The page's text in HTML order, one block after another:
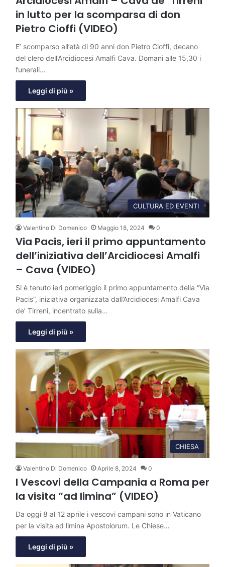
in lutto per la scomparsa di don
Pietro Cioffi (VIDEO)
E’ scomparso all’età di 90 anni don Pietro Cioffi, decano
del clero dell’Arcidiocesi Amalfi Cava. Domani alle 15,30 i
funerali…
Leggi di più »
CULTURA ED EVENTI
Valentino Di Domenico Maggio 18, 2024 0
Via Pacis, ieri il primo appuntamento
dell’iniziativa dell’Arcidiocesi Amalfi
– Cava (VIDEO)
Si è tenuto ieri pomeriggio il primo appuntamento della “Via
Pacis”, iniziativa organizzata dall’Arcidiocesi Amalfi Cava
de’ Tirreni, incentrato sulla…
Leggi di più »
CHIESA
Valentino Di Domenico Aprile 8, 2024 0
I Vescovi della Campania a Roma per
la visita “ad limina” (VIDEO)
Da oggi 8 al 12 aprile i vescovi campani sono in Vaticano
per la visita ad limina Apostolorum. Le Chiese…
Leggi di più »